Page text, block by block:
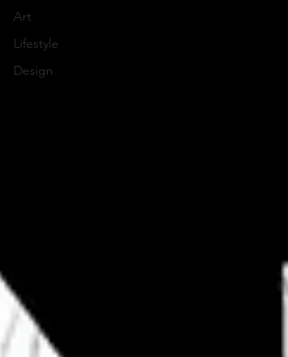
Art
Lifestyle
Design